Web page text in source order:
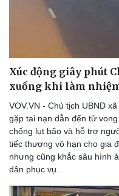
Hậu trường
Xúc động giây phút
xuống khi làm
VOV.VN - Chủ tịch UBND
gặp tai nạn dẫn đến tử
chống lụt bão và hỗ trợ
tiếc thương vô hạn cho gia
nhưng cũng khắc sâu hình
dân phục vụ.